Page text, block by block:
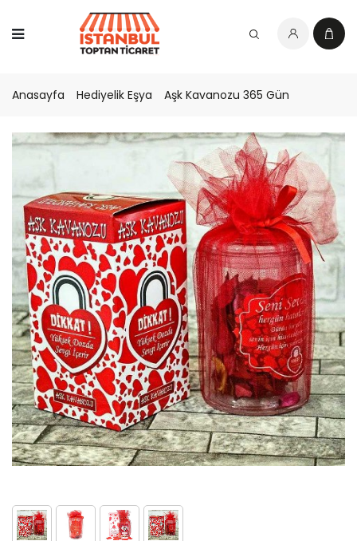
Anasayfa Hediyelik Eşya Aşk Kavanozu 365 Gün